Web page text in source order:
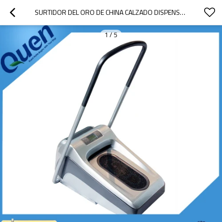
SURTIDOR DEL ORO DE CHINA CALZADO DISPENSADOR DE LA CUBIERTA PARA LABORATORIO
1/5